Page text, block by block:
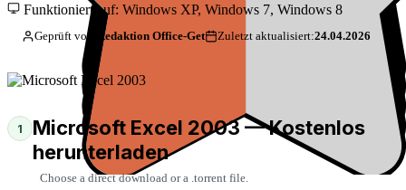
Funktioniert auf: Windows XP, Windows 7, Windows 8
Geprüft von: Redaktion Office-Get Zuletzt aktualisiert:24.04.2026
1
Microsoft Excel 2003 — Kostenlos
herunterladen
Choose a direct download or a .torrent file.